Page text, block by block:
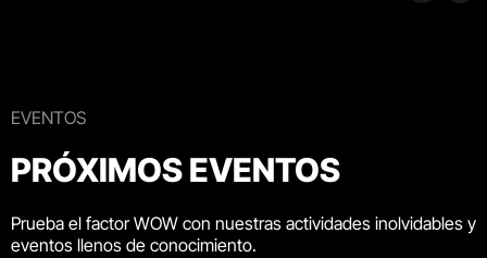
EVENTOS
PRÓXIMOS EVENTOS
Prueba el factor WOW con nuestras actividades inolvidables y
eventos llenos de conocimiento.